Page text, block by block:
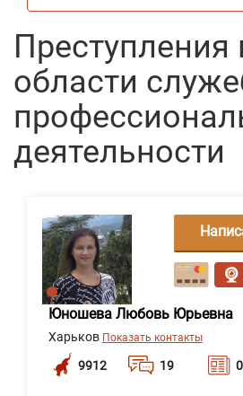
Преступления
области
деятельности
Юношева Любовь Юрьевна
Харьков Показать контакты
9912 19 0